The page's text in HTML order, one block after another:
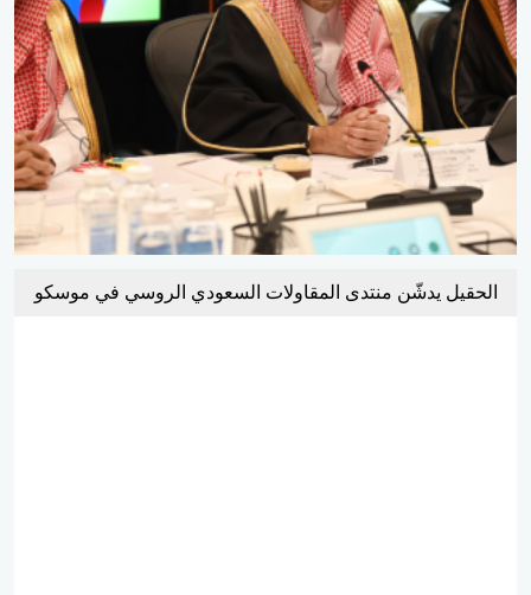
الحقيل يدشّن منتدى المقاولات السعودي الروسي في موسكو